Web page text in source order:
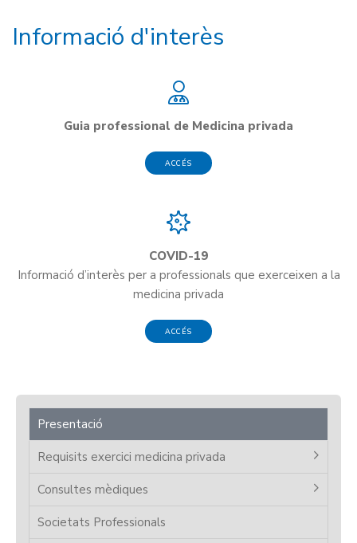
Informació d'interès
Guia professional de Medicina privada
ACCÉS
COVID-19
Informació d’interès per a professionals que exerceixen a la
medicina privada
ACCÉS
Presentació
Requisits exercici medicina privada
Consultes mèdiques
Societats Professionals